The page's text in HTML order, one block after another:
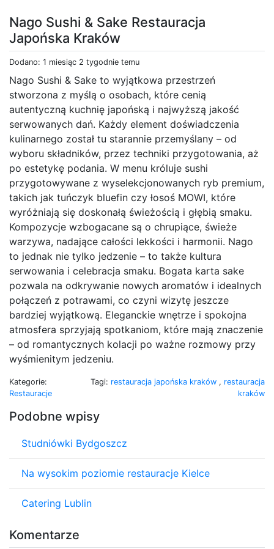
Nago Sushi & Sake Restauracja
Japońska Kraków
Dodano: 1 miesiąc 2 tygodnie temu
Nago Sushi & Sake to wyjątkowa przestrzeń
stworzona z myślą o osobach, które cenią
autentyczną kuchnię japońską i najwyższą jakość
serwowanych dań. Każdy element doświadczenia
kulinarnego został tu starannie przemyślany – od
wyboru składników, przez techniki przygotowania, aż
po estetykę podania. W menu króluje sushi
przygotowywane z wyselekcjonowanych ryb premium,
takich jak tuńczyk bluefin czy łosoś MOWI, które
wyróżniają się doskonałą świeżością i głębią smaku.
Kompozycje wzbogacane są o chrupiące, świeże
warzywa, nadające całości lekkości i harmonii. Nago
to jednak nie tylko jedzenie – to także kultura
serwowania i celebracja smaku. Bogata karta sake
pozwala na odkrywanie nowych aromatów i idealnych
połączeń z potrawami, co czyni wizytę jeszcze
bardziej wyjątkową. Eleganckie wnętrze i spokojna
atmosfera sprzyjają spotkaniom, które mają znaczenie
– od romantycznych kolacji po ważne rozmowy przy
wyśmienitym jedzeniu.
Kategorie:
Restauracje
Tagi: restauracja japońska kraków , restauracja
kraków
Podobne wpisy
Studniówki Bydgoszcz
Na wysokim poziomie restauracje Kielce
Catering Lublin
Komentarze